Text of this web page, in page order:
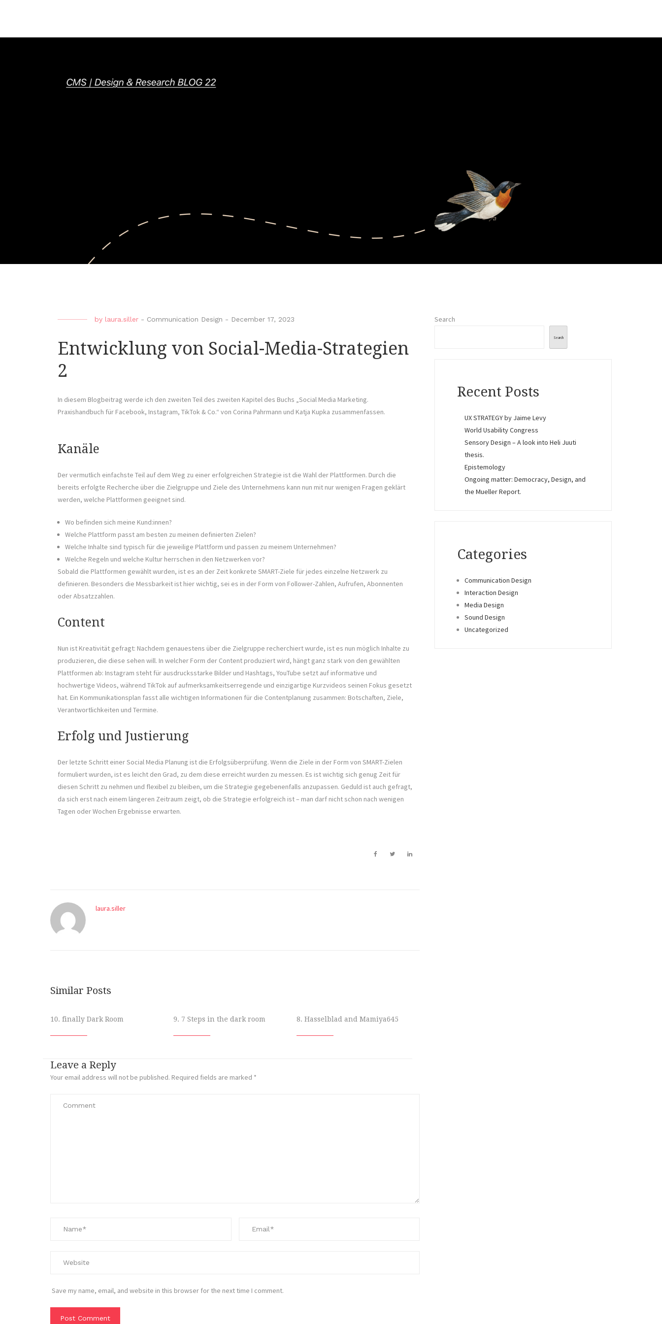
by laura.siller - Communication Design - December 17, 2023
Entwicklung von Social-Media-Strategien
2
In diesem Blogbeitrag werde ich den zweiten Teil des zweiten Kapitel des Buchs „Social Media Marketing.
Praxishandbuch für Facebook, Instagram, TikTok & Co.“ von Corina Pahrmann und Katja Kupka zusammenfassen.
Kanäle
Der vermutlich einfachste Teil auf dem Weg zu einer erfolgreichen Strategie ist die Wahl der Plattformen. Durch die
bereits erfolgte Recherche über die Zielgruppe und Ziele des Unternehmens kann nun mit nur wenigen Fragen geklärt
werden, welche Plattformen geeignet sind.
Wo befinden sich meine Kund:innen?
Welche Plattform passt am besten zu meinen definierten Zielen?
Welche Inhalte sind typisch für die jeweilige Plattform und passen zu meinem Unternehmen?
Welche Regeln und welche Kultur herrschen in den Netzwerken vor?
Sobald die Plattformen gewählt wurden, ist es an der Zeit konkrete SMART-Ziele für jedes einzelne Netzwerk zu
definieren. Besonders die Messbarkeit ist hier wichtig, sei es in der Form von Follower-Zahlen, Aufrufen, Abonnenten
oder Absatzzahlen.
Content
Nun ist Kreativität gefragt: Nachdem genauestens über die Zielgruppe recherchiert wurde, ist es nun möglich Inhalte zu
produzieren, die diese sehen will. In welcher Form der Content produziert wird, hängt ganz stark von den gewählten
Plattformen ab: Instagram steht für ausdrucksstarke Bilder und Hashtags, YouTube setzt auf informative und
hochwertige Videos, während TikTok auf aufmerksamkeitserregende und einzigartige Kurzvideos seinen Fokus gesetzt
hat. Ein Kommunikationsplan fasst alle wichtigen Informationen für die Contentplanung zusammen: Botschaften, Ziele,
Verantwortlichkeiten und Termine.
Erfolg und Justierung
Der letzte Schritt einer Social Media Planung ist die Erfolgsüberprüfung. Wenn die Ziele in der Form von SMART-Zielen
formuliert wurden, ist es leicht den Grad, zu dem diese erreicht wurden zu messen. Es ist wichtig sich genug Zeit für
diesen Schritt zu nehmen und flexibel zu bleiben, um die Strategie gegebenenfalls anzupassen. Geduld ist auch gefragt,
da sich erst nach einem längeren Zeitraum zeigt, ob die Strategie erfolgreich ist – man darf nicht schon nach wenigen
Tagen oder Wochen Ergebnisse erwarten.
laura.siller
Similar Posts
10. finally Dark Room 9. 7 Steps in the dark room 8. Hasselblad and Mamiya645
Leave a Reply
Your email address will not be published. Required fields are marked *
Save my name, email, and website in this browser for the next time I comment.
Search
Search
Recent Posts
UX STRATEGY by Jaime Levy
World Usability Congress
Sensory Design – A look into Heli Juuti
thesis.
Epistemology
Ongoing matter: Democracy, Design, and
the Mueller Report.
Categories
Communication Design
Interaction Design
Media Design
Sound Design
Uncategorized